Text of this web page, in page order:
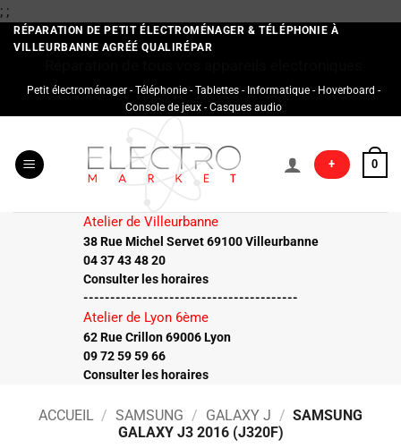
; ;Passer
au
contenu
RÉPARATION DE PETIT ÉLECTROMÉNAGER & TÉLÉPHONIE À
VILLEURBANNE AGRÉÉ QUALIRÉPAR
Petit électroménager - Téléphonie - Tablettes - Informatique - Hoverboard -
Console de jeux - Casques audio
+ 0
Atelier de Villeurbanne
38 Rue Michel Servet 69100 Villeurbanne
04 37 43 48 20
Consulter les horaires
----------------------------------------
Atelier de Lyon 6ème
62 Rue Crillon 69006 Lyon
09 72 59 59 66
Consulter les horaires
ACCUEIL / SAMSUNG / GALAXY J / SAMSUNG
GALAXY J3 2016 (J320F)